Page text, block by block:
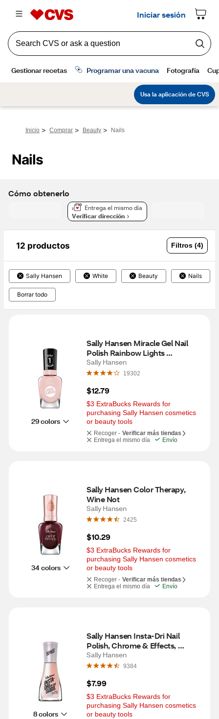
Inicio > Comprar > Beauty > Nails
Nails
Cómo obtenerlo
Entrega el mismo día
Verificar dirección
12 productos Filtros (4)
Sally Hansen White Beauty Nails
Borrar todo
29 colors
Sally Hansen Miracle Gel Nail
Polish Rainbow Lights
Collection, Once a Chiffon
Sally Hansen
19302
$12.79
$3 ExtraBucks Rewards for
purchasing Sally Hansen cosmetics
or beauty tools
Recoger - Verificar más tiendas
Entrega el mismo día
Envío
34 colors
Sally Hansen Color Therapy,
Wine Not
Sally Hansen
2425
$10.29
$3 ExtraBucks Rewards for
purchasing Sally Hansen cosmetics
or beauty tools
Recoger - Verificar más tiendas
Entrega el mismo día
Envío
8 colors
Sally Hansen Insta-Dri Nail
Polish, Chrome & Effects,
Bejewel Top Coat
Sally Hansen
9384
$7.99
$3 ExtraBucks Rewards for
purchasing Sally Hansen cosmetics
or beauty tools